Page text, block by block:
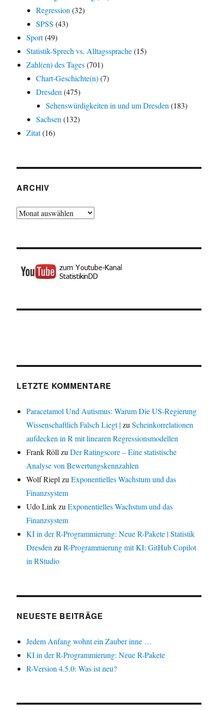
Regression (32)
SPSS (43)
Sport(49)
Statistik-Sprech vs. Alltagssprache(15)
Zahl(en) des Tages(701)
Chart-Geschichte(n)(7)
Dresden (475)
Sehenswürdigkeiten in und um Dresden (183)
Sachsen (132)
Zitat(16)
ARCHIV
Archiv
LETZTE KOMMENTARE
Paracetamol Und Autismus: Warum Die US-Regierung
Wissenschaftlich Falsch Liegt |zuScheinkorrelationen
aufdecken in R mit linearen Regressionsmodellen
Frank Röll zuDer Ratingscore – Eine statistische
Analyse von Bewertungskennzahlen
Wolf Riepl zuExponentielles Wachstum und das
Finanzsystem
Udo LinkzuExponentielles Wachstum und das
Finanzsystem
KI in der R-Programmierung: Neue R-Pakete | Statistik
Dresden zuR-Programmierung mit KI: GitHub Copilot
in RStudio
NEUESTE BEITRÄGE
Jedem Anfang wohnt ein Zauber inne …
KI in der R-Programmierung: Neue R-Pakete
R-Version 4.5.0: Was ist neu?